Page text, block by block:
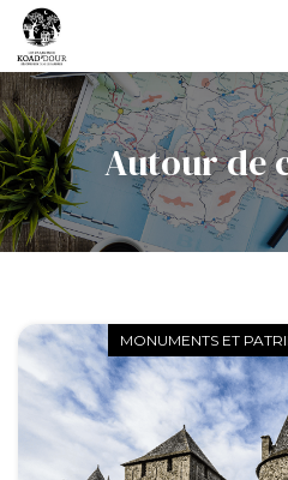
Autour de
MONUMENTS ET